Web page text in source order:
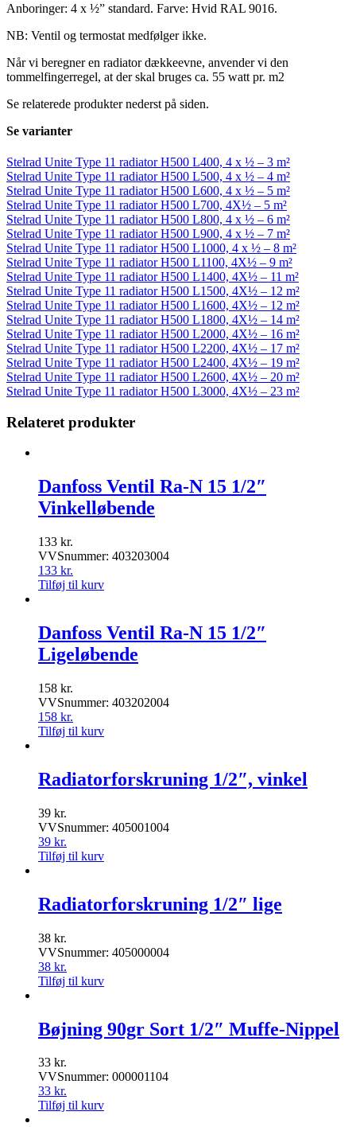
Anboringer: 4 x ½” standard. Farve: Hvid RAL 9016.
NB: Ventil og termostat medfølger ikke.
Når vi beregner en radiator dækkeevne, anvender vi den
tommelfingerregel, at der skal bruges ca. 55 watt pr. m2
Se relaterede produkter nederst på siden.
Se varianter
Stelrad Unite Type 11 radiator H500 L400, 4 x ½ – 3 m²
Stelrad Unite Type 11 radiator H500 L500, 4 x ½ – 4 m²
Stelrad Unite Type 11 radiator H500 L600, 4 x ½ – 5 m²
Stelrad Unite Type 11 radiator H500 L700, 4X½ – 5 m²
Stelrad Unite Type 11 radiator H500 L800, 4 x ½ – 6 m²
Stelrad Unite Type 11 radiator H500 L900, 4 x ½ – 7 m²
Stelrad Unite Type 11 radiator H500 L1000, 4 x ½ – 8 m²
Stelrad Unite Type 11 radiator H500 L1100, 4X½ – 9 m²
Stelrad Unite Type 11 radiator H500 L1400, 4X½ – 11 m²
Stelrad Unite Type 11 radiator H500 L1500, 4X½ – 12 m²
Stelrad Unite Type 11 radiator H500 L1600, 4X½ – 12 m²
Stelrad Unite Type 11 radiator H500 L1800, 4X½ – 14 m²
Stelrad Unite Type 11 radiator H500 L2000, 4X½ – 16 m²
Stelrad Unite Type 11 radiator H500 L2200, 4X½ – 17 m²
Stelrad Unite Type 11 radiator H500 L2400, 4X½ – 19 m²
Stelrad Unite Type 11 radiator H500 L2600, 4X½ – 20 m²
Stelrad Unite Type 11 radiator H500 L3000, 4X½ – 23 m²
Relateret produkter
Danfoss Ventil Ra-N 15 1/2″
Vinkelløbende
133 kr.
VVSnummer: 403203004
133 kr.
Tilføj til kurv
Danfoss Ventil Ra-N 15 1/2″
Ligeløbende
158 kr.
VVSnummer: 403202004
158 kr.
Tilføj til kurv
Radiatorforskruning 1/2″, vinkel
39 kr.
VVSnummer: 405001004
39 kr.
Tilføj til kurv
Radiatorforskruning 1/2″ lige
38 kr.
VVSnummer: 405000004
38 kr.
Tilføj til kurv
Bøjning 90gr Sort 1/2″ Muffe-Nippel
33 kr.
VVSnummer: 000001104
33 kr.
Tilføj til kurv